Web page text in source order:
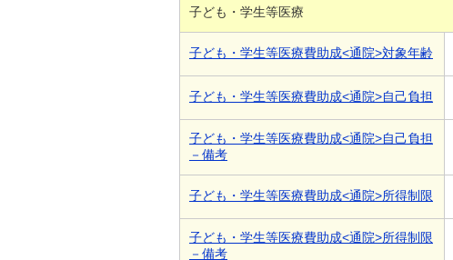
子ども・学生等医療
子ども・学生等医療費助成<通院>対象年齢
子ども・学生等医療費助成<通院>自己負担
子ども・学生等医療費助成<通院>自己負担
－備考
子ども・学生等医療費助成<通院>所得制限
子ども・学生等医療費助成<通院>所得制限
－備考